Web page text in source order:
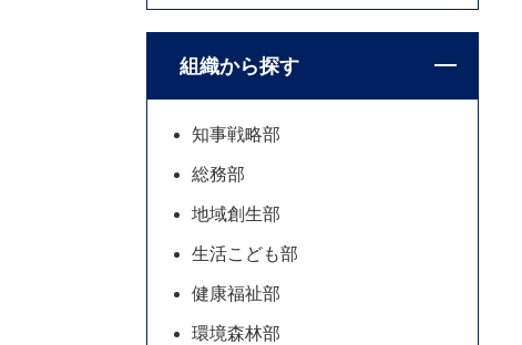
組織から探す
知事戦略部
総務部
地域創生部
生活こども部
健康福祉部
環境森林部